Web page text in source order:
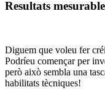
Resultats
Diguem que voleu fer
Podríeu començar per
però això sembla una
habilitats tècniques!